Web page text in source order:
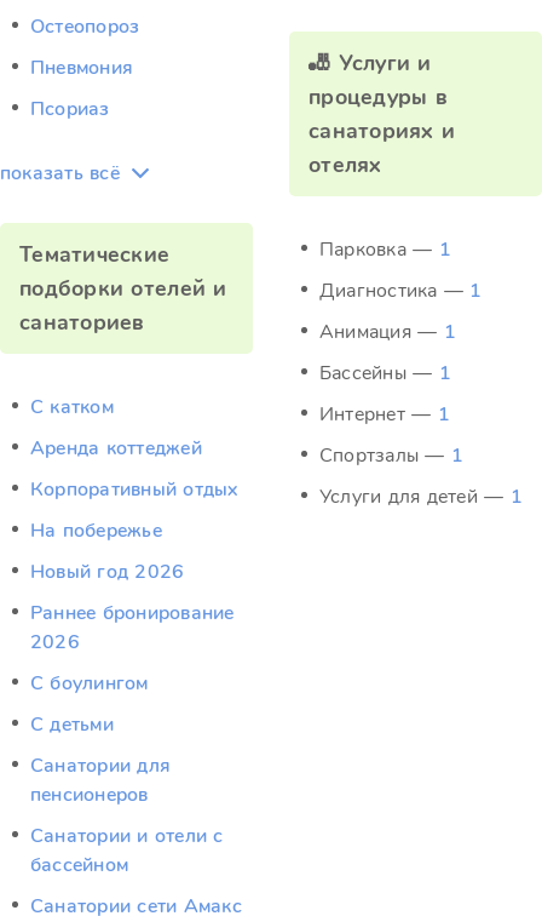
Остеопороз
Пневмония
Псориаз
показать всё
Тематические
подборки отелей и
санаториев
C катком
Аренда коттеджей
Корпоративный отдых
На побережье
Новый год 2026
Раннее бронирование
2026
С боулингом
С детьми
Санатории для
пенсионеров
Санатории и отели с
бассейном
Санатории сети Амакс
🎳 Услуги и
процедуры в
санаториях и
отелях
Парковка — 1
Диагностика — 1
Анимация — 1
Бассейны — 1
Интернет — 1
Спортзалы — 1
Услуги для детей — 1